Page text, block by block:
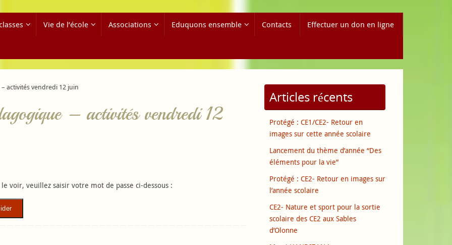
Vie de l’école Associations Eduquons ensemble Contacts Effectuer un don en ligne
activités vendredi 12 juin
– activités vendredi 12
voir, veuillez saisir votre mot de passe ci-dessous :
Articles récents
Protégé : CE1/CE2- Retour en
images sur cette année scolaire
Lancement du thème d’année “Des
éléments pour la vie”
Protégé : CE2- Retour en images sur
l’année scolaire
CE2- Nature et sport pour la sortie
scolaire des CE2 aux Sables
d’Olonne